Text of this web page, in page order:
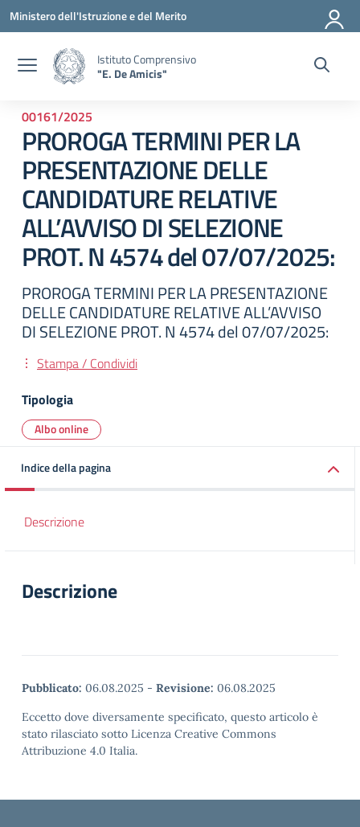
Vai ai contenuti
Vai al menu di navigazione
Vai al footer
Ministero dell'Istruzione e del Merito
Istituto Comprensivo
"E. De Amicis"
00161/2025
PROROGA TERMINI PER LA
PRESENTAZIONE DELLE
CANDIDATURE RELATIVE
ALL’AVVISO DI SELEZIONE
PROT. N 4574 del 07/07/2025:
PROROGA TERMINI PER LA PRESENTAZIONE
DELLE CANDIDATURE RELATIVE ALL’AVVISO
DI SELEZIONE PROT. N 4574 del 07/07/2025:
Stampa / Condividi
Tipologia
Albo online
Indice della pagina
Descrizione
Descrizione
Pubblicato: 06.08.2025 - Revisione: 06.08.2025
Eccetto dove diversamente specificato, questo articolo è
stato rilasciato sotto Licenza Creative Commons
Attribuzione 4.0 Italia.